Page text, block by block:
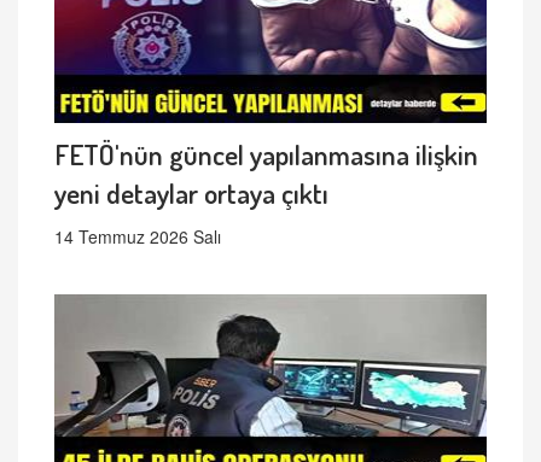
FETÖ'nün güncel yapılanmasına ilişkin
yeni detaylar ortaya çıktı
14 Temmuz 2026 Salı